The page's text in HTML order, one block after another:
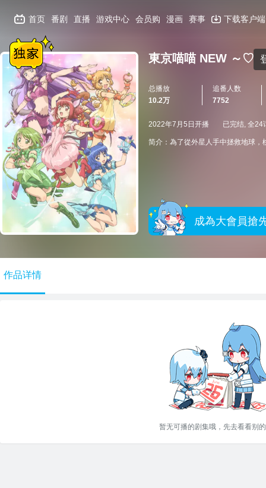
首页 番剧 直播 游戏中心 会员购 漫画 赛事 下载客户端
東京喵喵 NEW ～♡
总播放
10.2万
追番人数
7752
2022年7月5日开播 已完结, 全24
简介：為了從外星人手中拯救地球
成為大會員搶
作品详情
暂无可播的剧集哦，先去看看别